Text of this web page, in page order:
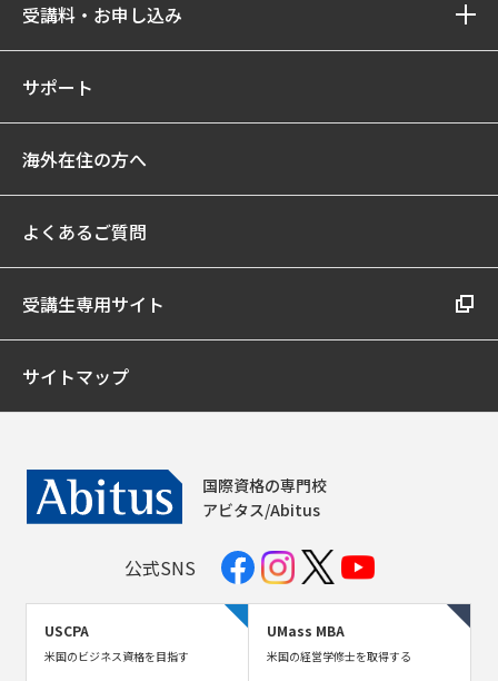
受講料・お申し込み
サポート
海外在住の方へ
よくあるご質問
受講生専用サイト
サイトマップ
国際資格の専門校
アビタス/Abitus
公式SNS
USCPA
米国のビジネス資格を目指す
UMass MBA
米国の経営学修士を取得する